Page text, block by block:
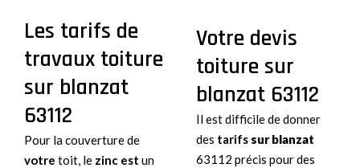
Les tarifs de
travaux toiture
sur blanzat
63112
Pour la couverture de
votre toit, le zinc est un
Votre devis
toiture sur
blanzat 63112
Il est difficile de donner
des tarifs sur blanzat
63112 précis pour des